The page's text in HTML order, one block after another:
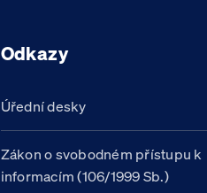
Odkazy
Úřední desky
Zákon o svobodném přístupu k
informacím (106/1999 Sb.)